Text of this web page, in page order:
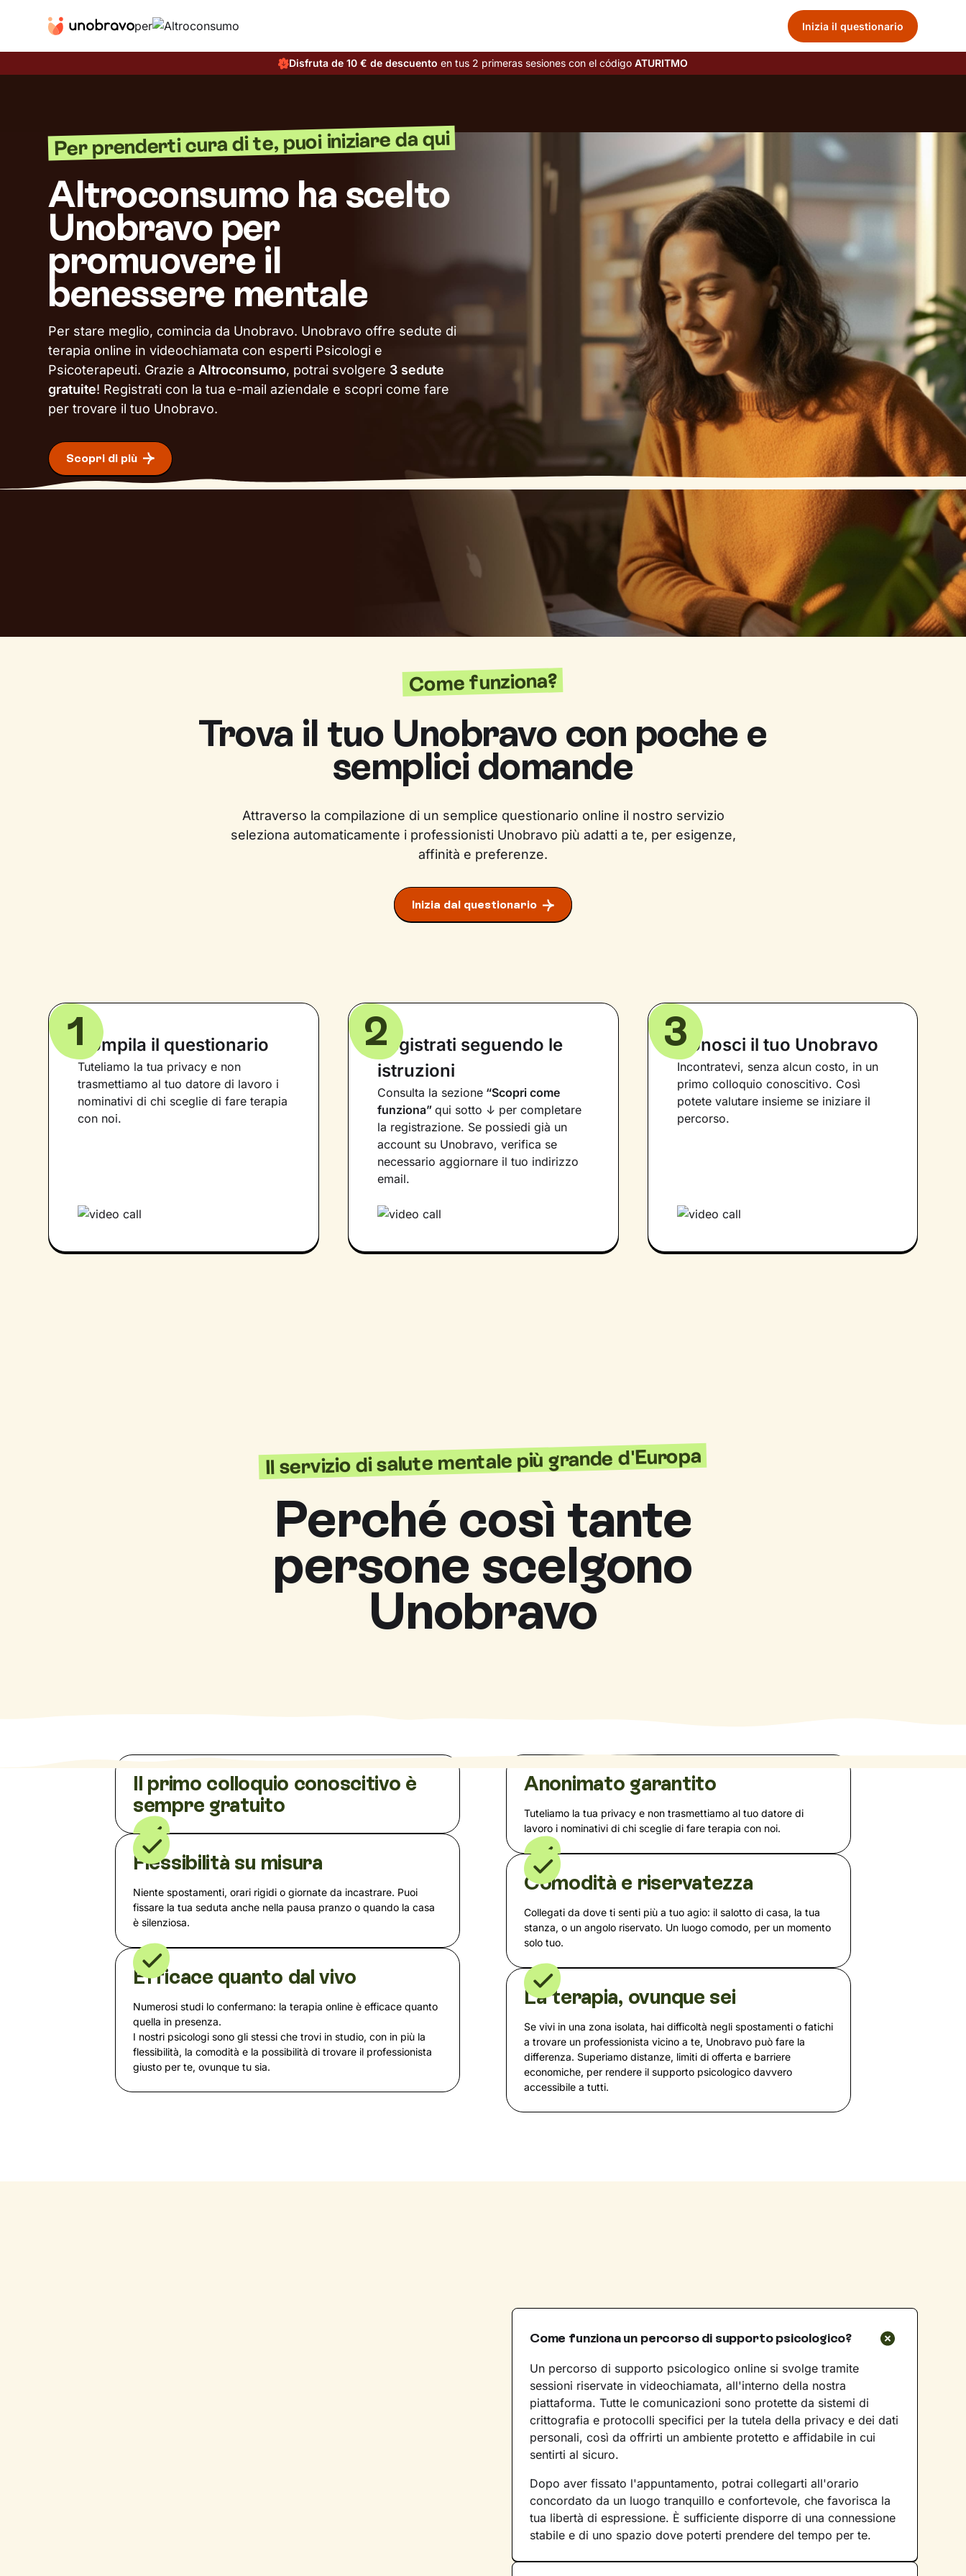
per Inizia il questionario
Disfruta de 10 € de descuento en tus 2 primeras sesiones con el código ATURITMO
Per prenderti cura di te, puoi iniziare da qui
Altroconsumo ha scelto
Unobravo per
promuovere il
benessere mentale
Per stare meglio, comincia da Unobravo. Unobravo offre sedute di
terapia online in videochiamata con esperti Psicologi e
Psicoterapeuti. Grazie a Altroconsumo, potrai svolgere 3 sedute
gratuite! Registrati con la tua e-mail aziendale e scopri come fare
per trovare il tuo Unobravo.
Scopri di più
Come funziona?
Trova il tuo Unobravo con poche e
semplici domande
Attraverso la compilazione di un semplice questionario online il nostro servizio
seleziona automaticamente i professionisti Unobravo più adatti a te, per esigenze,
affinità e preferenze.
Inizia dal questionario
Compila il questionario
Tuteliamo la tua privacy e non
trasmettiamo al tuo datore di lavoro i
nominativi di chi sceglie di fare terapia
con noi.
1
Registrati seguendo le
istruzioni
Consulta la sezione“Scopri come
funziona” qui sotto ↓ per completare
la registrazione. Se possiedi già un
account su Unobravo, verifica se
necessario aggiornare il tuo indirizzo
email.
2 Conosci il tuo Unobravo
Incontratevi, senza alcun costo, in un
primo colloquio conoscitivo. Così
potete valutare insieme se iniziare il
percorso.
3
Il servizio di salute mentale più grande d'Europa
Perché così tante
persone scelgono
Unobravo
Il primo colloquio conoscitivo è
sempre gratuito
Flessibilità su misura
Niente spostamenti, orari rigidi o giornate da incastrare. Puoi
fissare la tua seduta anche nella pausa pranzo o quando la casa
è silenziosa.
Efficace quanto dal vivo
Numerosi studi lo confermano: la terapia online è efficace quanto
quella in presenza.
I nostri psicologi sono gli stessi che trovi in studio, con in più la
flessibilità, la comodità e la possibilità di trovare il professionista
giusto per te, ovunque tu sia.
Anonimato garantito
Tuteliamo la tua privacy e non trasmettiamo al tuo datore di
lavoro i nominativi di chi sceglie di fare terapia con noi.
Comodità e riservatezza
Collegati da dove ti senti più a tuo agio: il salotto di casa, la tua
stanza, o un angolo riservato. Un luogo comodo, per un momento
solo tuo.
La terapia, ovunque sei
Se vivi in una zona isolata, hai difficoltà negli spostamenti o fatichi
a trovare un professionista vicino a te, Unobravo può fare la
differenza. Superiamo distanze, limiti di offerta e barriere
economiche, per rendere il supporto psicologico davvero
accessibile a tutti.
Come funziona un percorso di supporto psicologico?
Un percorso di supporto psicologico online si svolge tramite
sessioni riservate in videochiamata, all'interno della nostra
piattaforma. Tutte le comunicazioni sono protette da sistemi di
crittografia e protocolli specifici per la tutela della privacy e dei dati
personali, così da offrirti un ambiente protetto e affidabile in cui
sentirti al sicuro.
Dopo aver fissato l'appuntamento, potrai collegarti all'orario
concordato da un luogo tranquillo e confortevole, che favorisca la
tua libertà di espressione. È sufficiente disporre di una connessione
stabile e di uno spazio dove poterti prendere del tempo per te.